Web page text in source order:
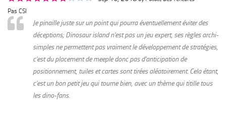
Pas CSI
Je pinaille juste sur un point qui pourra éventuellement éviter des
déceptions; Dinosaur island n'est pas un jeu expert, ses règles archi-
simples ne permettent pas vraiment le développement de stratégies,
c'est du placement de meeple donc pas d'anticipation de
positionnement, tuiles et cartes sont tirées aléatoirement. Cela étant,
c'est un bon petit jeu qui tourne bien, avec un thème qui titille tous
les dino-fans.